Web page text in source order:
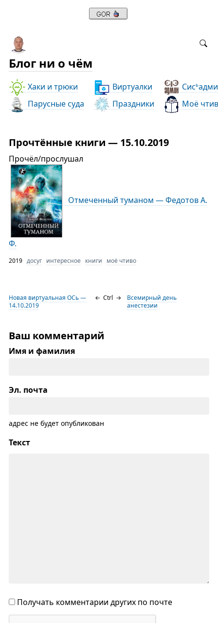
Блог ни о чём
Хаки и трюки Виртуалки Сись
Парусные суда
Праздники Моё
Прочтённые книги — 15.10.2019
Прочёл/прослушал
Отмеченный туманом — Федотов А.
Ф.
2019 досуг интересное книги моё чтиво
Новая виртуальная ОСь —
14.10.2019
← Ctrl →
Всемирный день
анестезии
Ваш комментарий
Имя и фамилия
Эл. почта
адрес не будет опубликован
Текст
Получать комментарии других по почте